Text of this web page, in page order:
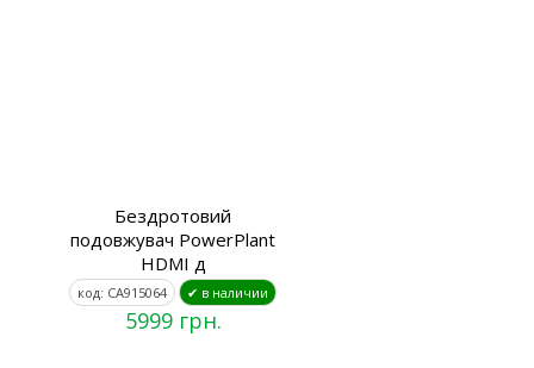
Бездротовий
подовжувач PowerPlant
HDMI д
код: CA915064 ✔ в наличии
5999 грн.